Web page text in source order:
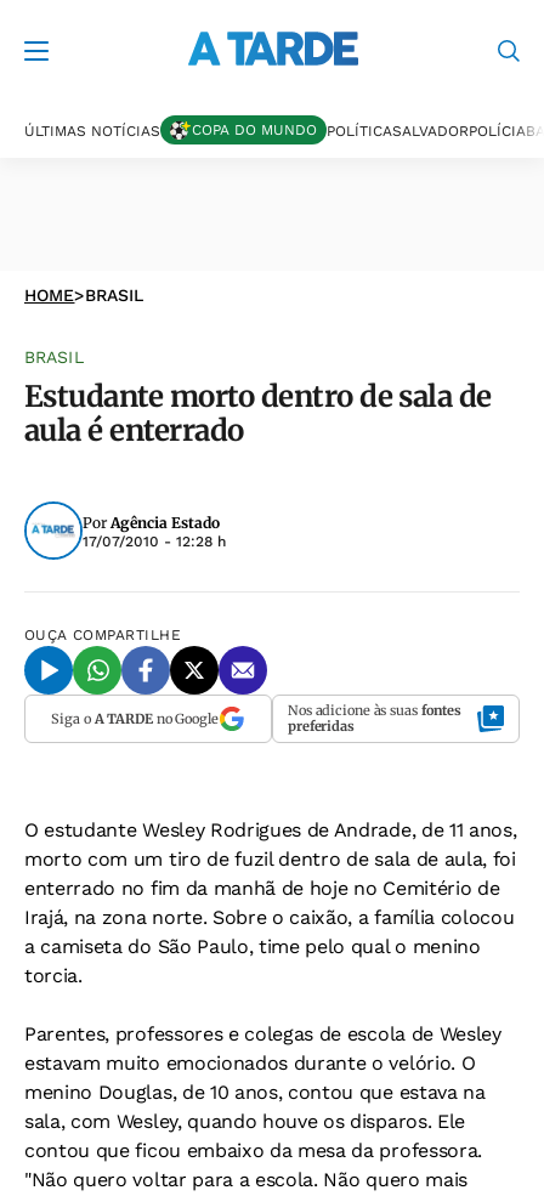
ÚLTIMAS NOTÍCIAS COPA DO MUNDO POLÍTICASALVADORPOLÍCIA
HOME>BRASIL
BRASIL
Estudante morto dentro de sala de
aula é enterrado
PorAgência Estado
17/07/2010 - 12:28 h
OUÇA COMPARTILHE
Siga o A TARDEno Google Nos adicione às suas fontes
preferidas
O estudante Wesley Rodrigues de Andrade, de 11 anos,
morto com um tiro de fuzil dentro de sala de aula, foi
enterrado no fim da manhã de hoje no Cemitério de
Irajá, na zona norte. Sobre o caixão, a família colocou
a camiseta do São Paulo, time pelo qual o menino
torcia.
Parentes, professores e colegas de escola de Wesley
estavam muito emocionados durante o velório. O
menino Douglas, de 10 anos, contou que estava na
sala, com Wesley, quando houve os disparos. Ele
contou que ficou embaixo da mesa da professora.
"Não quero voltar para a escola. Não quero mais